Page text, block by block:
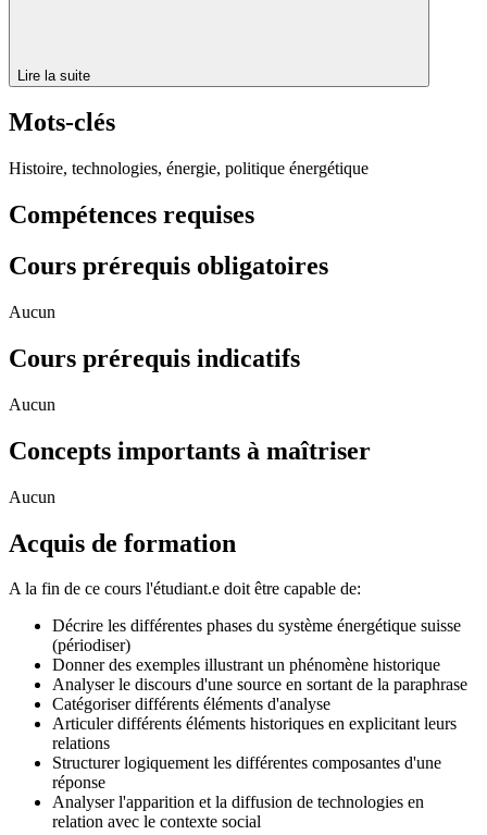
Lire la suite
Mots-clés
Histoire, technologies, énergie, politique énergétique
Compétences requises
Cours prérequis obligatoires
Aucun
Cours prérequis indicatifs
Aucun
Concepts importants à maîtriser
Aucun
Acquis de formation
A la fin de ce cours l'étudiant.e doit être capable de:
Décrire les différentes phases du système énergétique suisse
(périodiser)
Donner des exemples illustrant un phénomène historique
Analyser le discours d'une source en sortant de la paraphrase
Catégoriser différents éléments d'analyse
Articuler différents éléments historiques en explicitant leurs
relations
Structurer logiquement les différentes composantes d'une
réponse
Analyser l'apparition et la diffusion de technologies en
relation avec le contexte social